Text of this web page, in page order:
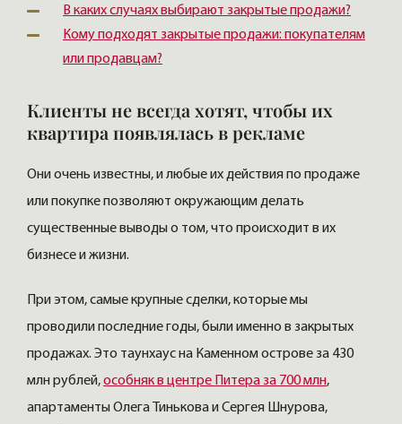
В каких случаях выбирают закрытые продажи?
Кому подходят закрытые продажи: покупателям
или продавцам?
Клиенты не всегда хотят, чтобы их
квартира появлялась в рекламе
Они очень известны, и любые их действия по продаже
или покупке позволяют окружающим делать
существенные выводы о том, что происходит в их
бизнесе и жизни.
При этом, самые крупные сделки, которые мы
проводили последние годы, были именно в закрытых
продажах. Это таунхаус на Каменном острове за 430
млн рублей,особняк в центре Питера за 700 млн,
апартаменты Олега Тинькова и Сергея Шнурова,